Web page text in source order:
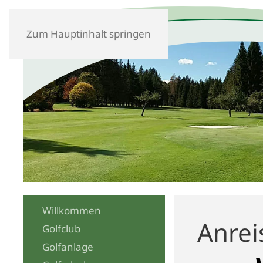
Zum Hauptinhalt springen
Willkommen
Golfclub
Golfanlage